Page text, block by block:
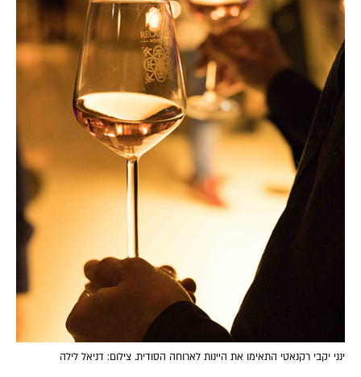
ינני יקבי רקנאטי התאימו את היינות לארוחה הסודית. צילום: דניאל לילה